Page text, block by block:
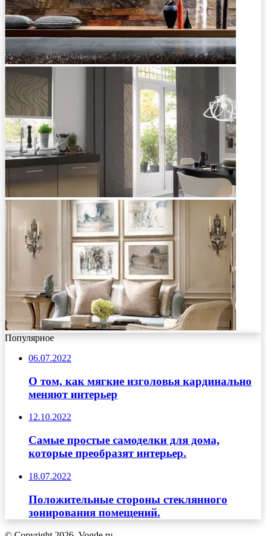
Популярное
06.07.2022
О том, как мягкие изголовья кардинально
меняют интерьер
12.10.2022
Самые простые самоделки для дома,
которые преобразят интерьер.
18.07.2022
Положительные стороны стеклянного
зонирования помещений.